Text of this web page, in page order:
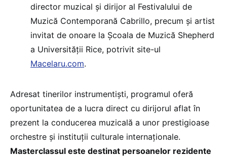
director muzical și dirijor al Festivalului de
Muzică Contemporană Cabrillo, precum și artist
invitat de onoare la Școala de Muzică Shepherd
a Universității Rice, potrivit site-ul
Macelaru.com.
Adresat tinerilor instrumentiști, programul oferă
oportunitatea de a lucra direct cu dirijorul aflat în
prezent la conducerea muzicală a unor prestigioase
orchestre și instituții culturale internaționale.
Masterclassul este destinat persoanelor rezidente